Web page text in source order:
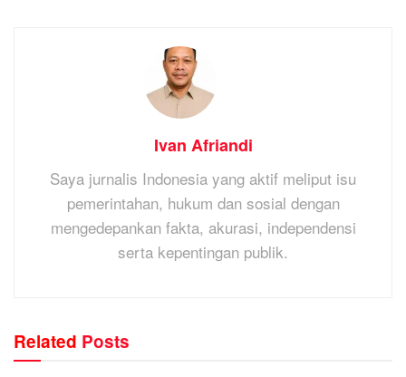
Ivan Afriandi
Saya jurnalis Indonesia yang aktif meliput isu
pemerintahan, hukum dan sosial dengan
mengedepankan fakta, akurasi, independensi
serta kepentingan publik.
Related Posts